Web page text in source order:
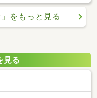
」をもっと見る
見る